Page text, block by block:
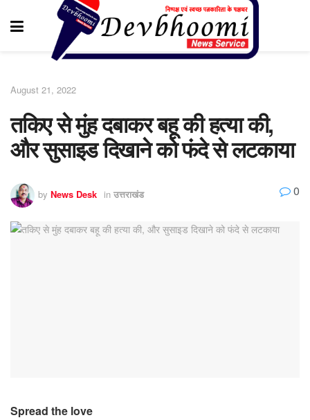
August 21, 2022
तकिए से मुंह दबाकर बहू की हत्या की,
और सुसाइड दिखाने को फंदे से लटकाया
by News Desk in उत्तराखंड 0
Spread the love